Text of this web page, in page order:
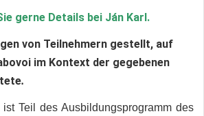
gerne Details bei Ján Karl.
von Teilnehmern gestellt, auf
im Kontext der gegebenen
.
Teil des Ausbildungsprogramm des